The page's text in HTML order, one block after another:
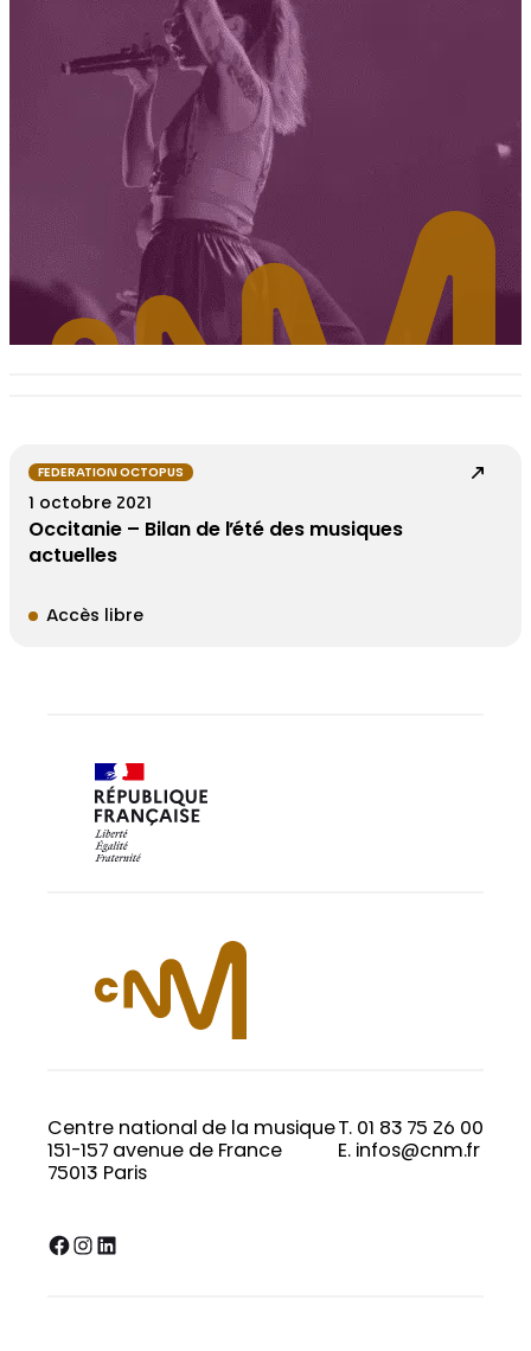
FEDERATION OCTOPUS
1 octobre 2021
Occitanie – Bilan de l’été des musiques
actuelles
Accès libre
Centre national de la musique
151-157 avenue de France
75013 Paris
T. 01 83 75 26 00
E. infos@cnm.fr
Facebook InstagramLinkedIn